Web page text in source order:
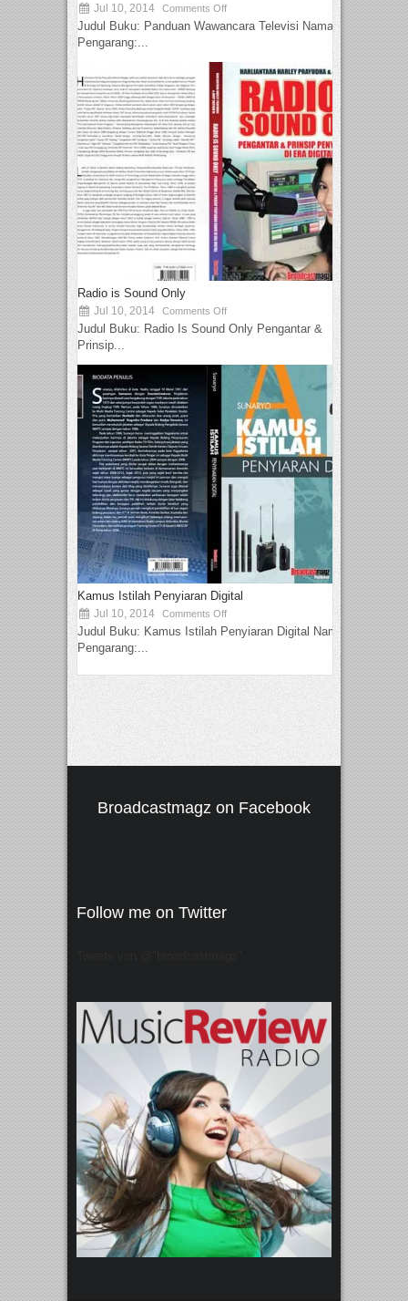
Jul 10, 2014 Comments Off
Judul Buku: Panduan Wawancara Televisi Nama
Pengarang:...
Radio is Sound Only
Jul 10, 2014 Comments Off
Judul Buku: Radio Is Sound Only Pengantar &
Prinsip...
Kamus Istilah Penyiaran Digital
Jul 10, 2014 Comments Off
Judul Buku: Kamus Istilah Penyiaran Digital Nama
Pengarang:...
Broadcastmagz on Facebook
Follow me on Twitter